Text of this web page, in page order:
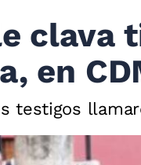
clava
en
testigos